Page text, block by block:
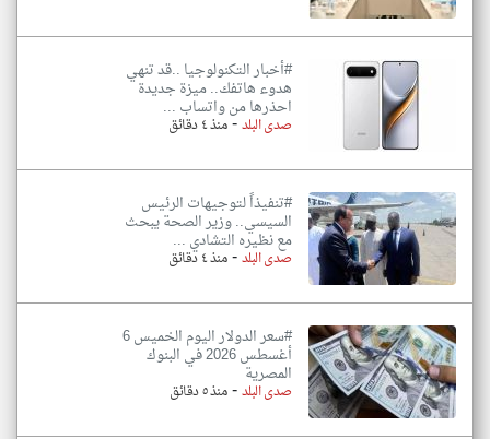
#أخبار التكنولوجيا ..قد تنهي
هدوء هاتفك.. ميزة جديدة
احذرها من واتساب ...
صدى البلد-منذ ٤ دقائق
#تنفيذاً لتوجيهات الرئيس
السيسي.. وزير الصحة يبحث
مع نظيره التشادي ...
صدى البلد-منذ ٤ دقائق
#سعر الدولار اليوم الخميس 6
أغسطس 2026 في البنوك
المصرية
صدى البلد-منذ ٥ دقائق